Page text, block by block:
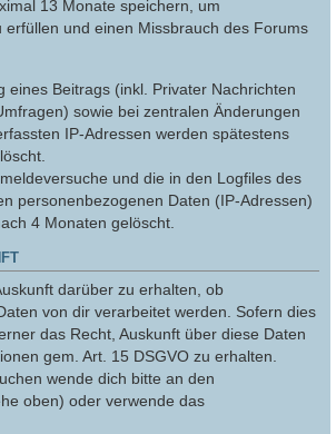
13 Monate speichern, um
erfüllen und einen Missbrauch des Forums
eines Beitrags (inkl. Privater Nachrichten
sowie bei zentralen Änderungen
IP-Adressen werden spätestens
und die in den Logfiles des
personenbezogenen Daten (IP-Adressen)
4 Monaten gelöscht.
darüber zu erhalten, ob
von dir verarbeitet werden. Sofern dies
das Recht, Auskunft über diese Daten
gem. Art. 15 DSGVO zu erhalten.
wende dich bitte an den
oben) oder verwende das